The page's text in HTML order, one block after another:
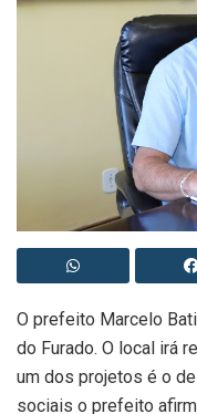
O prefeito Marcelo
do Furado. O local irá
um dos projetos é o
sociais o prefeito